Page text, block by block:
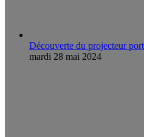
Découverte du projecteur
mardi 28 mai 2024